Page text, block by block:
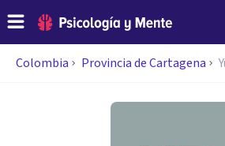
Colombia Provincia de Cartagena